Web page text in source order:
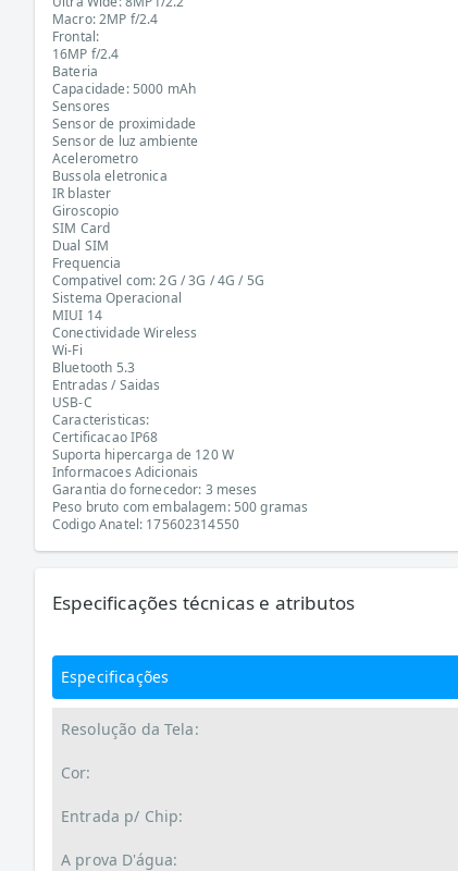
Macro: 2MP f/2.4
Frontal:
16MP f/2.4
Bateria
Capacidade: 5000 mAh
Sensores
Sensor de proximidade
Sensor de luz ambiente
Acelerometro
Bussola eletronica
IR blaster
Giroscopio
SIM Card
Dual SIM
Frequencia
Compativel com: 2G / 3G / 4G / 5G
Sistema Operacional
MIUI 14
Conectividade Wireless
Wi-Fi
Bluetooth 5.3
Entradas / Saidas
USB-C
Caracteristicas:
Certificacao IP68
Suporta hipercarga de 120 W
Informacoes Adicionais
Garantia do fornecedor: 3 meses
Peso bruto com embalagem: 500 gramas
Codigo Anatel: 175602314550
Especificações técnicas e atributos
Especificações
Resolução da Tela:
Cor:
Entrada p/ Chip:
A prova D'água: